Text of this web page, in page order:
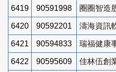
6419 90591998 圈圈智造
6420 90592201 濤海資訊
6421 90594833 瑞福健康
6422 90595609 佳林伍創